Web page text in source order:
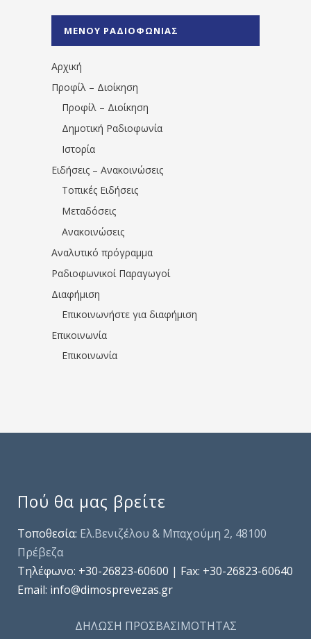
1531194763766854/" artist="" ]
ΜΕΝΟΥ ΡΑΔΙΟΦΩΝΙΑΣ
Αρχική
Προφίλ – Διοίκηση
Προφίλ – Διοίκηση
Δημοτική Ραδιοφωνία
Ιστορία
Ειδήσεις – Ανακοινώσεις
Τοπικές Ειδήσεις
Μεταδόσεις
Ανακοινώσεις
Αναλυτικό πρόγραμμα
Ραδιοφωνικοί Παραγωγοί
Διαφήμιση
Επικοινωνήστε για διαφήμιση
Επικοινωνία
Επικοινωνία
Πού θα μας βρείτε
Τοποθεσία: Ελ.Βενιζέλου & Μπαχούμη 2, 48100
Πρέβεζα
Τηλέφωνo: +30-26823-60600 | Fax: +30-26823-60640
Email: info@dimosprevezas.gr
ΔΗΛΩΣΗ ΠΡΟΣΒΑΣΙΜΟΤΗΤΑΣ